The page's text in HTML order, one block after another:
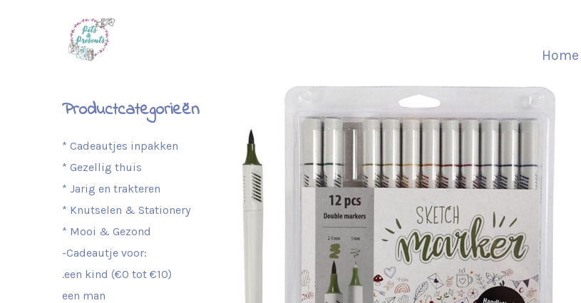
Home
Productcategorieën
* Cadeautjes inpakken
* Gezellig thuis
* Jarig en trakteren
* Knutselen & Stationery
* Mooi & Gezond
-Cadeautje voor:
.een kind (€0 tot €10)
een man